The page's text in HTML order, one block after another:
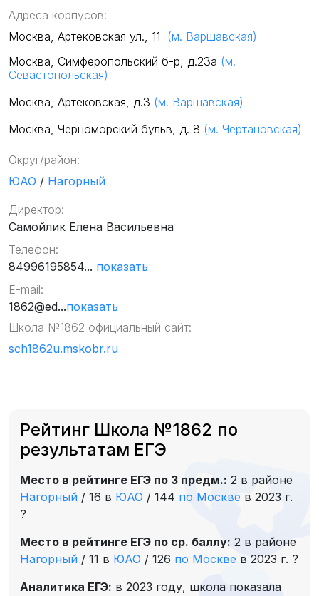
Адреса корпусов:
Москва, Артековская ул., 11 (м. Варшавская)
Москва, Симферопольский б-р, д.23а (м.
Севастопольская)
Москва, Артековская, д.3 (м. Варшавская)
Москва, Черноморский бульв, д. 8 (м. Чертановская)
Округ/район:
ЮАО / Нагорный
Директор:
Самойлик Елена Васильевна
Телефон:
84996195854... показать
E-mail:
1862@ed...показать
Школа №1862 официальный сайт:
sch1862u.mskobr.ru
Рейтинг Школа №1862 по
результатам ЕГЭ
Место в рейтинге ЕГЭ по 3 предм.: 2 в районе
Нагорный / 16 в ЮАО / 144 по Москве в 2023 г.
?
Место в рейтинге ЕГЭ по ср. баллу: 2 в районе
Нагорный / 11 в ЮАО / 126 по Москве в 2023 г. ?
Аналитика ЕГЭ: в 2023 году, школа показала